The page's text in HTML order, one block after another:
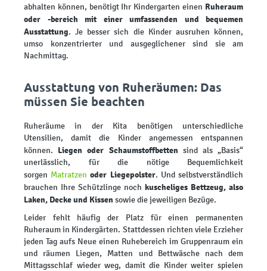
abhalten können, benötigt Ihr Kindergarten einen Ruheraum
oder -bereich mit einer umfassenden und bequemen
Ausstattung. Je besser sich die Kinder ausruhen können,
umso konzentrierter und ausgeglichener sind sie am
Nachmittag.
Ausstattung von Ruheräumen: Das
müssen Sie beachten
Ruheräume in der Kita benötigen unterschiedliche
Utensilien, damit die Kinder angemessen entspannen
können. Liegen oder Schaumstoffbetten sind als „Basis“
unerlässlich, für die nötige Bequemlichkeit
sorgen Matratzen oder Liegepolster. Und selbstverständlich
brauchen Ihre Schützlinge noch kuscheliges Bettzeug, also
Laken, Decke und Kissen sowie die jeweiligen Bezüge.
Leider fehlt häufig der Platz für einen permanenten
Ruheraum in Kindergärten. Stattdessen richten viele Erzieher
jeden Tag aufs Neue einen Ruhebereich im Gruppenraum ein
und räumen Liegen, Matten und Bettwäsche nach dem
Mittagsschlaf wieder weg, damit die Kinder weiter spielen